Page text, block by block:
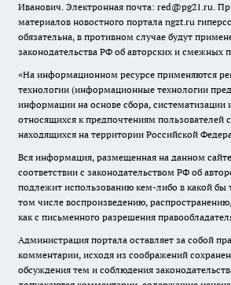
Иванович. Электронная почта: red@pg21.ru.
материалов новостного портала ngzt.ru
обязательна, в противном случае будут
законодательства РФ об авторских и смежных
«На информационном ресурсе применяются
технологии (информационные технологии
информации на основе сбора, систематизации
относящихся к предпочтениям пользователей
находящихся на территории Российской
Вся информация, размещенная на данном
соответствии с законодательством РФ об
подлежит использованию кем-либо в какой
том числе воспроизведению,
как с письменного разрешения
Администрация портала оставляет за собой
комментарии, исходя из соображений
обсуждения тем и соблюдения